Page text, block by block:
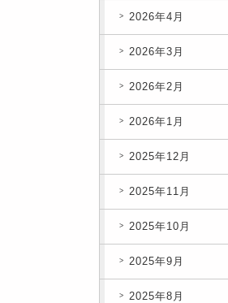
2026年4月
2026年3月
2026年2月
2026年1月
2025年12月
2025年11月
2025年10月
2025年9月
2025年8月